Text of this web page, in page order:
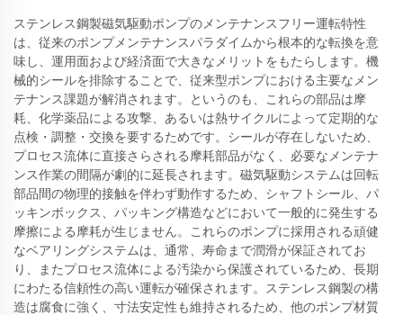
ステンレス鋼製磁気駆動ポンプのメンテナンスフリー運転特性
は、従来のポンプメンテナンスパラダイムから根本的な転換を意
味し、運用面および経済面で大きなメリットをもたらします。機
械的シールを排除することで、従来型ポンプにおける主要なメン
テナンス課題が解消されます。というのも、これらの部品は摩
耗、化学薬品による攻撃、あるいは熱サイクルによって定期的な
点検・調整・交換を要するためです。シールが存在しないため、
プロセス流体に直接さらされる摩耗部品がなく、必要なメンテナ
ンス作業の間隔が劇的に延長されます。磁気駆動システムは回転
部品間の物理的接触を伴わず動作するため、シャフトシール、パ
ッキンボックス、パッキング構造などにおいて一般的に発生する
摩擦による摩耗が生じません。これらのポンプに採用される頑健
なベアリングシステムは、通常、寿命まで潤滑が保証されてお
り、またプロセス流体による汚染から保護されているため、長期
にわたる信頼性の高い運転が確保されます。ステンレス鋼製の構
造は腐食に強く、寸法安定性も維持されるため、他のポンプ材質